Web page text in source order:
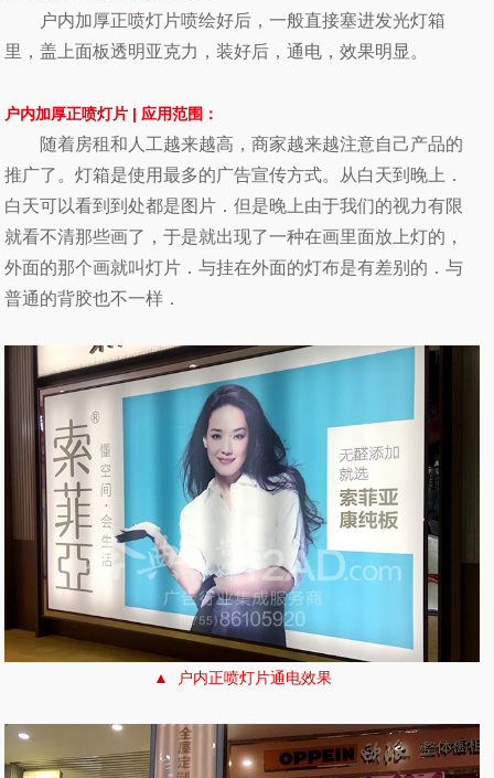
户内加厚正喷灯片喷绘好后，一般直接塞进发光灯箱
里，盖上面板透明亚克力，装好后，通电，效果明显。
户内加厚正喷灯片 | 应用范围：
随着房租和人工越来越高，商家越来越注意自己产品的
推广了。灯箱是使用最多的广告宣传方式。从白天到晚上．
白天可以看到到处都是图片．但是晚上由于我们的视力有限
就看不清那些画了，于是就出现了一种在画里面放上灯的，
外面的那个画就叫灯片．与挂在外面的灯布是有差别的．与
普通的背胶也不一样．
▲ 户内正喷灯片通电效果